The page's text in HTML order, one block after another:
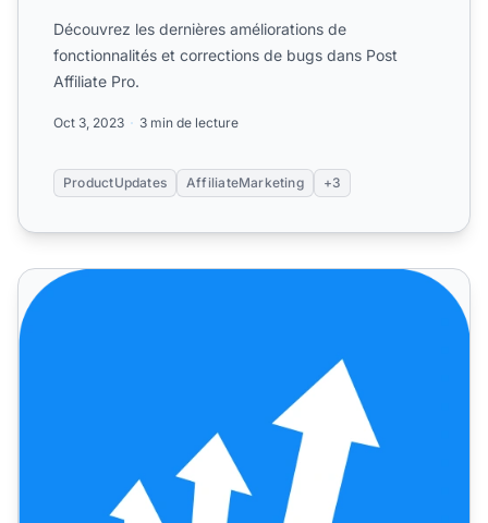
Découvrez les dernières améliorations de
fonctionnalités et corrections de bugs dans Post
Affiliate Pro.
Oct 3, 2023 3 min de lecture
ProductUpdates AffiliateMarketing +3
Post Affiliate Pro – Dernières mises à jour & correctifs de